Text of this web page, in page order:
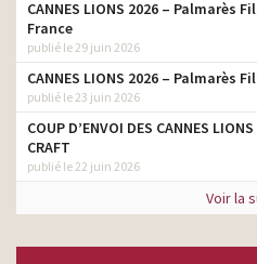
CANNES LIONS 2026 – Palmarès
France
publié le 29 juin 2026
CANNES LIONS 2026 – Palmarès
publié le 23 juin 2026
COUP D’ENVOI DES CANNES
CRAFT
publié le 22 juin 2026
Voir la